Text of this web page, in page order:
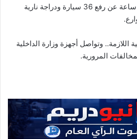
أسفرت جهودها خلال 24 ساعة عن رفع 36 سيارة ودراجة نارية
اللازمة.. وتواصل أجهزة وزارة الداخلية
المرورية.